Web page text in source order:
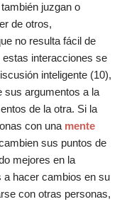
juzgan o
de otros,
no resulta fácil de
interacciones se
inteligente (10),
sus argumentos a la
de la otra. Si la
con una mente
sus puntos de
mejores en la
a hacer cambios en su
con otras personas,